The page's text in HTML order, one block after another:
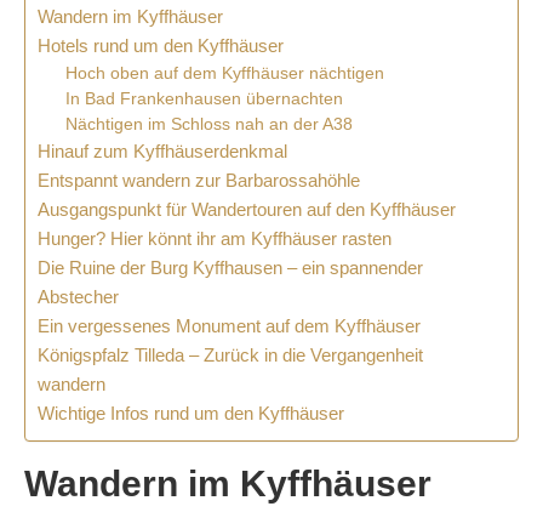
Wandern im Kyffhäuser
Hotels rund um den Kyffhäuser
Hoch oben auf dem Kyffhäuser nächtigen
In Bad Frankenhausen übernachten
Nächtigen im Schloss nah an der A38
Hinauf zum Kyffhäuserdenkmal
Entspannt wandern zur Barbarossahöhle
Ausgangspunkt für Wandertouren auf den Kyffhäuser
Hunger? Hier könnt ihr am Kyffhäuser rasten
Die Ruine der Burg Kyffhausen – ein spannender
Abstecher
Ein vergessenes Monument auf dem Kyffhäuser
Königspfalz Tilleda – Zurück in die Vergangenheit
wandern
Wichtige Infos rund um den Kyffhäuser
Wandern im Kyffhäuser